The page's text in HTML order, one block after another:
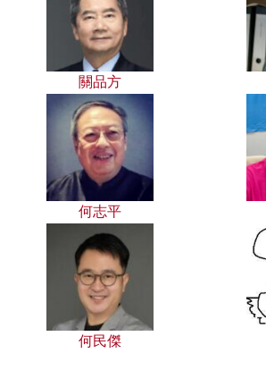
關品方
何志平
何民傑